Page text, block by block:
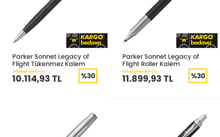
Parker Sonnet Legacy of
Flight Tükenmez Kalem
14.449,90 TL
10.114,93 TL %30
Parker Sonnet Legacy of
Flight Roller Kalem
16.999,90 TL
11.899,93 TL %30